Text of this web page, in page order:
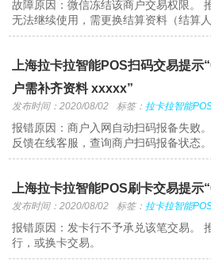
故障原因：微信冻结该商户交易权限。
无法继续使用，需更换结算资料（结算
上海拉卡拉智能POS扫码交易提示
户需补齐资料 xxxxx”
发布时间：2020/08/02 标签： 拉卡拉智能
报错原因：商户入网自动扫码报备失败
反馈在线客服，查询商户扫码报备状态。
上海拉卡拉智能POS刷卡交易提示
发布时间：2020/08/02 标签： 拉卡拉智能
报错原因：发卡行不予承兑该笔交易。
行，或换卡交易。